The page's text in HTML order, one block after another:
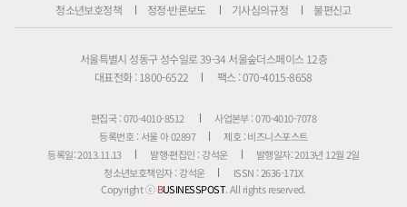
청소년보호정책 정정·반론보도 기사심의규정 불편신고
서울특별시 성동구 성수일로 39-34 서울숲더스페이스 12층
대표전화 : 1800-6522
팩스 : 070-4015-8658
편집국 : 070-4010-8512
사업본부 : 070-4010-7078
등록번호 : 서울 아 02897
제호 : 비즈니스포스트
등록일: 2013.11.13
발행·편집인 : 강석운
발행일자: 2013년 12월 2일
청소년보호책임자 : 강석운
ISSN : 2636-171X
Copyright ⓒBUSINESSPOST. All rights reserved.